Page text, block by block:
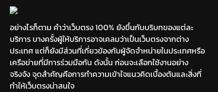
อย่างไรก็ตาม คำว่าเว็บตรง 100% ยังขึ้นกับบริบทของแต่ละ
บริการ บางครั้งผู้ให้บริการอาจเคลมว่าเป็นเว็บตรงจากต่าง
ประเทศ แต่ก็ยังมีส่วนที่เกี่ยวข้องกับผู้จัดจำหน่ายในประเทศหรือ
เครือข่ายที่มีการร่วมมือกัน ดังนั้น ก่อนจะเลือกใช้งานอย่าง
จริงจัง จุดสำคัญคือการทำความเข้าใจแนวคิดเบื้องต้นและสิ่งที่
ทำให้เว็บตรงน่าสนใจ